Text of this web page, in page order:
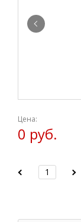
Цена:
0 руб.